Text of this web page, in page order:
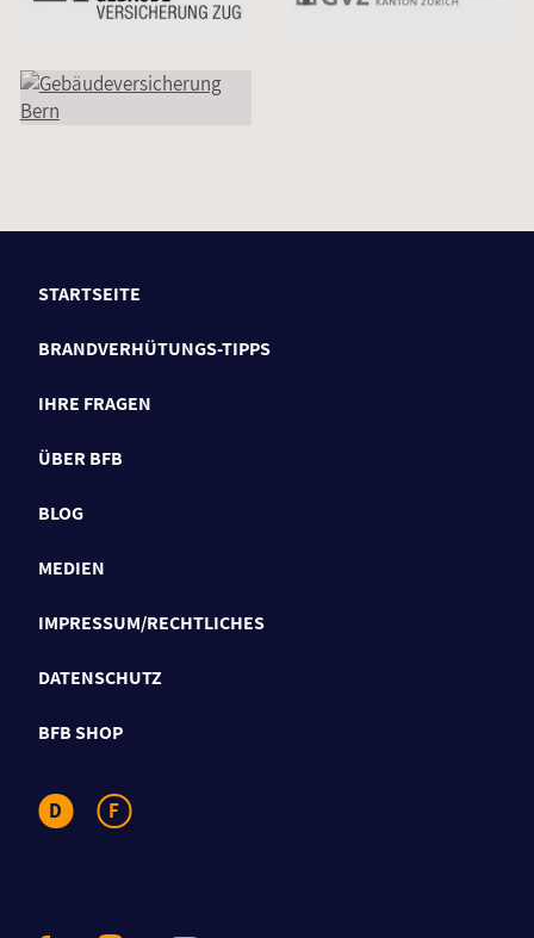
STARTSEITE
BRANDVERHÜTUNGS-TIPPS
IHRE FRAGEN
ÜBER BFB
BLOG
MEDIEN
IMPRESSUM/RECHTLICHES
DATENSCHUTZ
BFB SHOP
D F